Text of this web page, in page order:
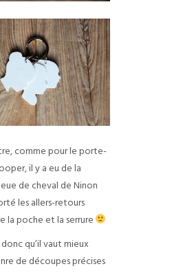
comme pour le porte-
il y a eu de la
de cheval de Ninon
les allers-retours
la poche et la serrure
qu’il vaut mieux
de découpes précises